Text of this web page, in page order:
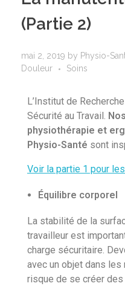
(Partie 2)
mai 2, 2019 by Physio-
Douleur
Soins
L’Institut de
Sécurité au Travail.
physiothérapie et
Physio-Santé sont
Voir la partie 1 pour
Équilibre corporel
La stabilité de la
travailleur est
charge sécuritaire.
avec un objet dans
risque de se créer